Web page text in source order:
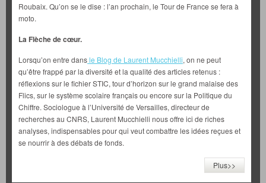
Roubaix. Qu’on se le dise : l’an prochain, le Tour de France se fera à
moto.
La Flèche de cœur.
Lorsqu’on entre dansle Blog de Laurent Mucchielli, on ne peut
qu’être frappé par la diversité et la qualité des articles retenus :
réflexions sur le fichier STIC, tour d’horizon sur le grand malaise des
Flics, sur le système scolaire français ou encore sur la Politique du
Chiffre. Sociologue à l’Université de Versailles, directeur de
recherches au CNRS, Laurent Mucchielli nous offre ici de riches
analyses, indispensables pour qui veut combattre les idées reçues et
se nourrir à des débats de fonds.
Plus>>